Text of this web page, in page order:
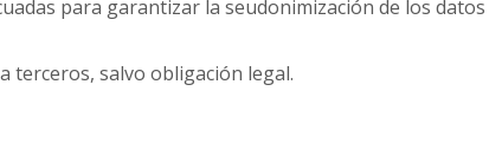
para garantizar la seudonimización de los
terceros, salvo obligación legal.